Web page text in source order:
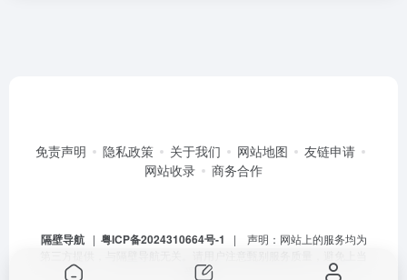
免责声明 隐私政策 关于我们 网站地图
友链申请
网站收录
商务合作
隔壁导航| 粤ICP备2024310664号-1
| 声明：网站上的服务均为
受骗。